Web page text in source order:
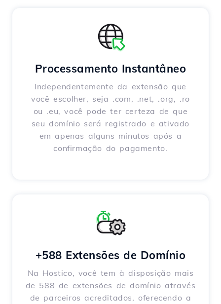
Processamento Instantâneo
Independentemente da extensão que
você escolher, seja .com, .net, .org, .ro
ou .eu, você pode ter certeza de que
seu domínio será registrado e ativado
em apenas alguns minutos após a
confirmação do pagamento.
+588 Extensões de Domínio
Na Hostico, você tem à disposição mais
de 588 de extensões de domínio através
de parceiros acreditados, oferecendo a